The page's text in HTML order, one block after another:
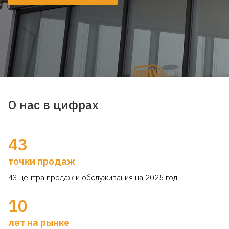
О нас в цифрах
43
точки продаж
43 центра продаж и обслуживания на 2025 год
10
лет на рынке